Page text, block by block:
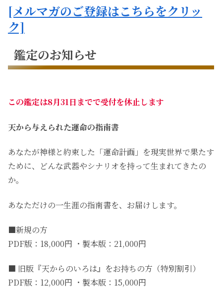
[メルマガのご登録はこちらをクリッ
ク]
鑑定のお知らせ
この鑑定は8月31日までで受付を休止します
天から与えられた運命の指南書
あなたが神様と約束した「運命計画」を現実世界で果たす
ために、どんな武器やシナリオを持って生まれてきたの
か。
あなただけの一生涯の指南書を、お届けします。
■新規の方
PDF版：18,000円 ・製本版：21,000円
■ 旧版『天からのいろは』をお持ちの方（特別割引）
PDF版：12,000円 ・製本版：15,000円